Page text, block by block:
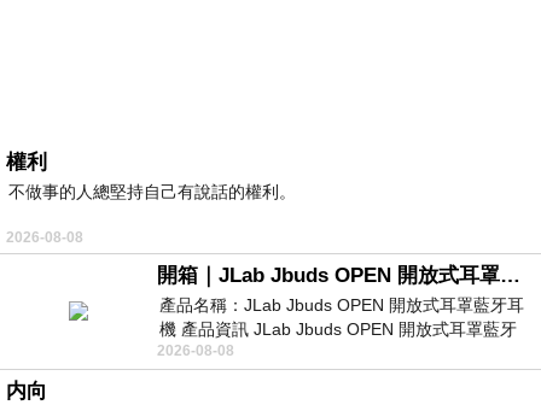
權利
不做事的人總堅持自己有說話的權利。
2026-08-08
開箱｜JLab Jbuds OPEN 開放式耳罩藍牙耳機 - 設計美學，輕巧、透氣、環境音全物理達成！
產品名稱：JLab Jbuds OPEN 開放式耳罩藍牙耳
機 產品資訊 JLab Jbuds OPEN 開放式耳罩藍牙
耳機評語：非常有特色，值得喜愛美型工
2026-08-08
内向